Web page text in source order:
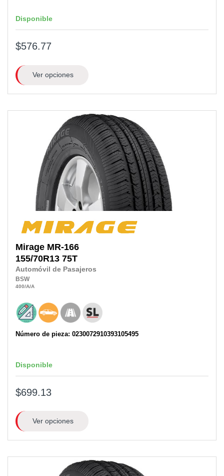
Disponible
$576.77
Ver opciones
Mirage MR-166
155/70R13 75T
Automóvil de Pasajeros
BSW
400/A/A
Número de pieza: 0230072910393105495
Disponible
$699.13
Ver opciones